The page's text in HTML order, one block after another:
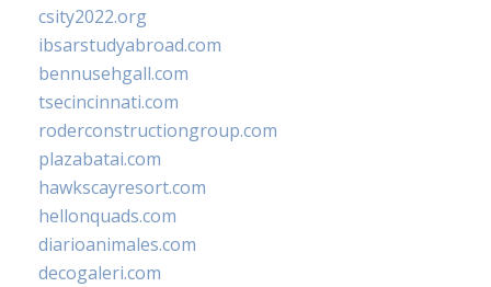
csity2022.org
ibsarstudyabroad.com
bennusehgall.com
tsecincinnati.com
roderconstructiongroup.com
plazabatai.com
hawkscayresort.com
hellonquads.com
diarioanimales.com
decogaleri.com